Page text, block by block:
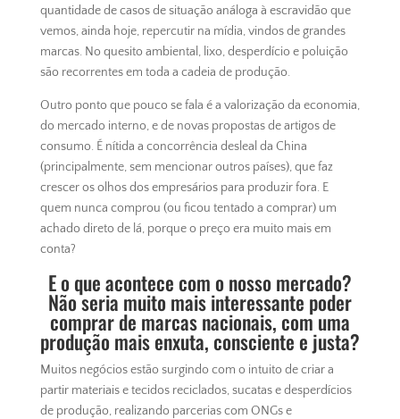
quantidade de casos de situação análoga à escravidão que
vemos, ainda hoje, repercutir na mídia, vindos de grandes
marcas. No quesito ambiental, lixo, desperdício e poluição
são recorrentes em toda a cadeia de produção.
Outro ponto que pouco se fala é a valorização da economia,
do mercado interno, e de novas propostas de artigos de
consumo. É nítida a concorrência desleal da China
(principalmente, sem mencionar outros países), que faz
crescer os olhos dos empresários para produzir fora. E
quem nunca comprou (ou ficou tentado a comprar) um
achado direto de lá, porque o preço era muito mais em
conta?
E o que acontece com o nosso mercado?
Não seria muito mais interessante poder
comprar de marcas nacionais, com uma
produção mais enxuta, consciente e justa?
Muitos negócios estão surgindo com o intuito de criar a
partir materiais e tecidos reciclados, sucatas e desperdícios
de produção, realizando parcerias com ONGs e